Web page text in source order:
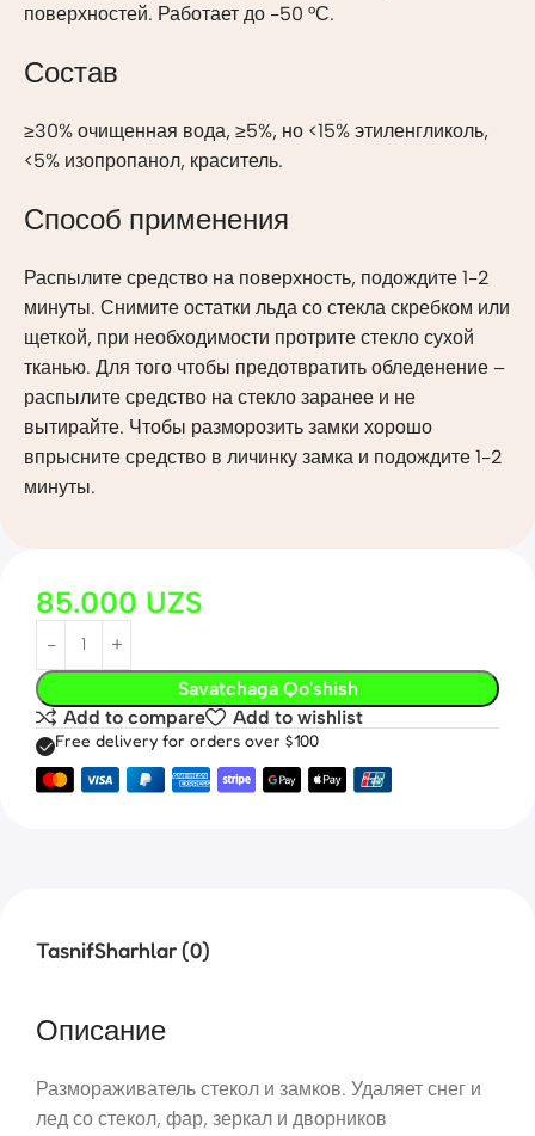
поверхностей. Работает до -50 °С.
Состав
≥30% очищенная вода, ≥5%, но <15% этиленгликоль,
<5% изопропанол, краситель.
Способ применения
Распылите средство на поверхность, подождите 1-2
минуты. Снимите остатки льда со стекла скребком или
щеткой, при необходимости протрите стекло сухой
тканью. Для того чтобы предотвратить обледенение –
распылите средство на стекло заранее и не
вытирайте. Чтобы разморозить замки хорошо
впрысните средство в личинку замка и подождите 1-2
минуты.
85.000 UZS
Savatchaga Qo'shish
Add to compare
Add to wishlist
Free delivery for orders over $100
TasnifSharhlar (0)
Описание
Размораживатель стекол и замков. Удаляет снег и
лед со стекол, фар, зеркал и дворников